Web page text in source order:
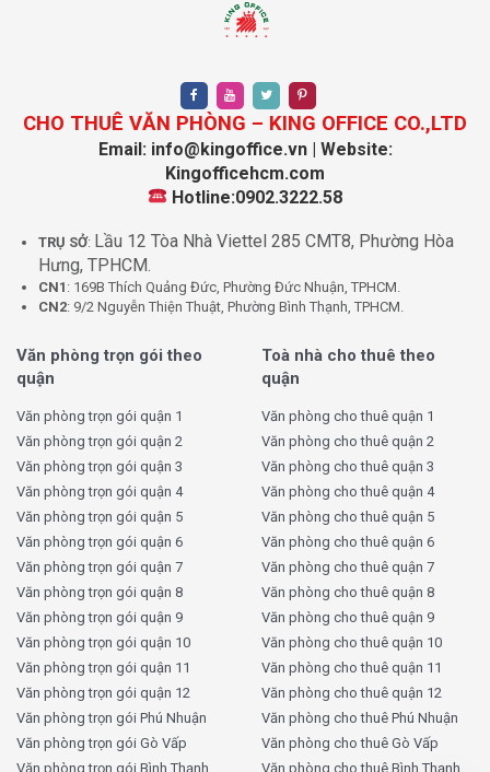
CHO THUÊ VĂN PHÒNG – KING OFFICE CO.,LTD
Email: info@kingoffice.vn | Website:
Kingofficehcm.com
Hotline:0902.3222.58
TRỤ SỞ: Lầu 12 Tòa Nhà Viettel 285 CMT8, Phường Hòa
Hưng, TPHCM.
CN1 : 169B Thích Quảng Đức, Phường Đức Nhuận, TPHCM.
CN2: 9/2 Nguyễn Thiện Thuật, Phường Bình Thạnh, TPHCM.
Văn phòng trọn gói theo
quận
Văn phòng trọn gói quận 1
Văn phòng trọn gói quận 2
Văn phòng trọn gói quận 3
Văn phòng trọn gói quận 4
Văn phòng trọn gói quận 5
Văn phòng trọn gói quận 6
Văn phòng trọn gói quận 7
Văn phòng trọn gói quận 8
Văn phòng trọn gói quận 9
Văn phòng trọn gói quận 10
Văn phòng trọn gói quận 11
Văn phòng trọn gói quận 12
Văn phòng trọn gói Phú Nhuận
Văn phòng trọn gói Gò Vấp
Văn phòng trọn gói Bình Thạnh
Toà nhà cho thuê theo
quận
Văn phòng cho thuê quận 1
Văn phòng cho thuê quận 2
Văn phòng cho thuê quận 3
Văn phòng cho thuê quận 4
Văn phòng cho thuê quận 5
Văn phòng cho thuê quận 6
Văn phòng cho thuê quận 7
Văn phòng cho thuê quận 8
Văn phòng cho thuê quận 9
Văn phòng cho thuê quận 10
Văn phòng cho thuê quận 11
Văn phòng cho thuê quận 12
Văn phòng cho thuê Phú Nhuận
Văn phòng cho thuê Gò Vấp
Văn phòng cho thuê Bình Thạnh